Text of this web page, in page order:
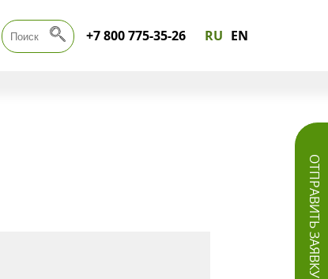
+7 800 775-35-26 RU EN
ОТПРАВИТЬ ЗАЯВКУ